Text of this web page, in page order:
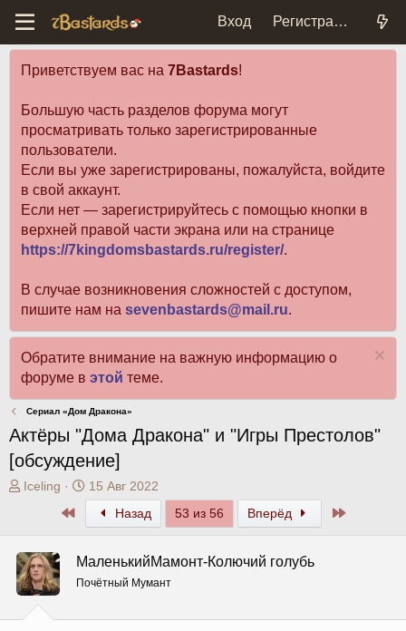
Вход Регистрация
Приветствуем вас на 7Bastards!
Большую часть разделов форума могут
просматривать только зарегистрированные
пользователи.
Если вы уже зарегистрированы, пожалуйста, войдите
в свой аккаунт.
Если нет — зарегистрируйтесь с помощью кнопки в
верхней правой части экрана или на странице
https://7kingdomsbastards.ru/register/.
В случае возникновения сложностей с доступом,
пишите нам на sevenbastards@mail.ru.
Обратите внимание на важную информацию о
форуме в этой теме.
Сериал «Дом Дракона»
Актёры "Дома Дракона" и "Игры Престолов"
[обсуждение]
А
р
т
е
ы
Iceling
Д
а
а
ч
л
15 Авг 2022
ПервыйНазад 53 из 56 Вперёд
МаленькийМамонт-Колючий голубь
Почётный Мумант